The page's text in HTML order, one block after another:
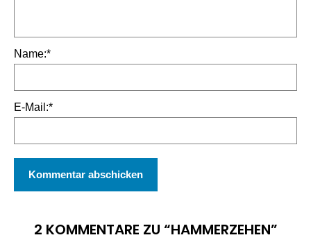
2 KOMMENTARE ZU “HAMMERZEHEN”
Name:*
E-Mail:*